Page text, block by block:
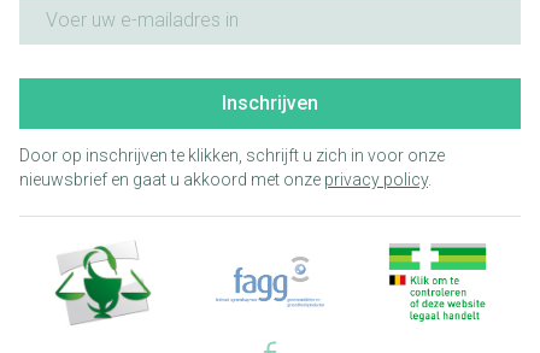
Inschrijven
Door op inschrijven te klikken, schrijft u zich in voor onze
nieuwsbrief en gaat u akkoord met onze privacy policy.